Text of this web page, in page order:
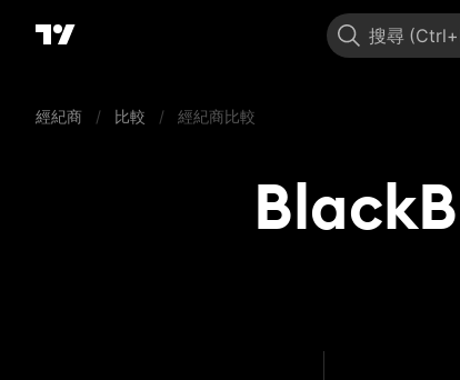
搜尋
經紀商 / 比較 / 經紀商比較